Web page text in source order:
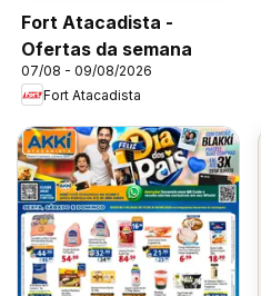
Fort Atacadista -
Ofertas da semana
07/08 - 09/08/2026
Fort Atacadista